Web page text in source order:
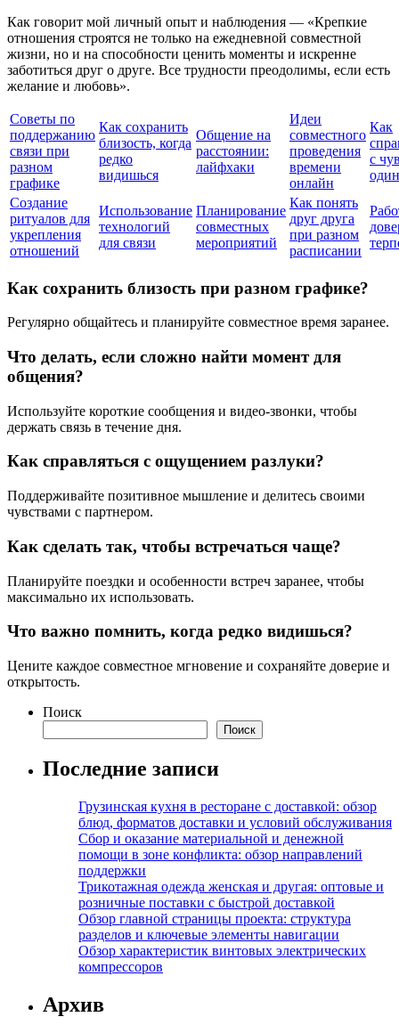
Как говорит мой личный опыт и наблюдения — «Крепкие
отношения строятся не только на ежедневной совместной
жизни, но и на способности ценить моменты и искренне
заботиться друг о друге. Все трудности преодолимы, если есть
желание и любовь».
Советы по
поддержанию
связи при
разном
графике
Как сохранить
близость, когда
редко
видишься
Общение на
расстоянии:
лайфхаки
Идеи
совместного
проведения
времени
онлайн
Как
с
Создание
ритуалов для
укрепления
отношений
Использование
технологий
для связи
Планирование
совместных
мероприятий
Как понять
друг друга
при разном
расписании
Как сохранить близость при разном графике?
Регулярно общайтесь и планируйте совместное время заранее.
Что делать, если сложно найти момент для
общения?
Используйте короткие сообщения и видео-звонки, чтобы
держать связь в течение дня.
Как справляться с ощущением разлуки?
Поддерживайте позитивное мышление и делитесь своими
чувствами с партнером.
Как сделать так, чтобы встречаться чаще?
Планируйте поездки и особенности встреч заранее, чтобы
максимально их использовать.
Что важно помнить, когда редко видишься?
Цените каждое совместное мгновение и сохраняйте доверие и
открытость.
Поиск
Поиск
Последние записи
Грузинская кухня в ресторане с доставкой: обзор
блюд, форматов доставки и условий обслуживания
Сбор и оказание материальной и денежной
помощи в зоне конфликта: обзор направлений
поддержки
Трикотажная одежда женская и другая: оптовые и
розничные поставки с быстрой доставкой
Обзор главной страницы проекта: структура
разделов и ключевые элементы навигации
Обзор характеристик винтовых электрических
компрессоров
Архив